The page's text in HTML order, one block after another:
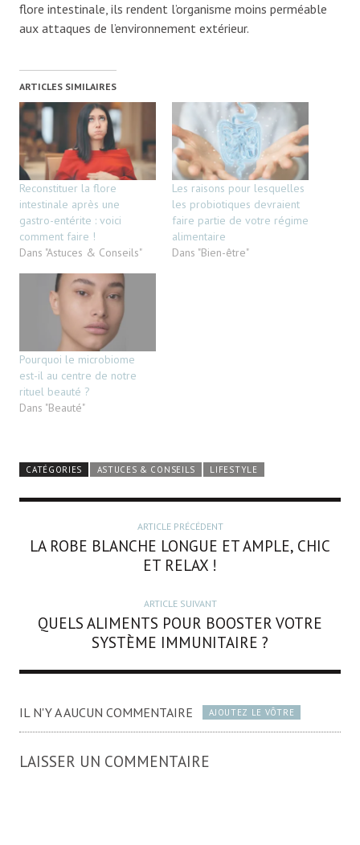
flore intestinale, ils rendent l’organisme moins perméable
aux attaques de l’environnement extérieur.
ARTICLES SIMILAIRES
Reconstituer la flore
intestinale après une
gastro-entérite : voici
comment faire !
Dans "Astuces & Conseils"
Les raisons pour lesquelles
les probiotiques devraient
faire partie de votre régime
alimentaire
Dans "Bien-être"
Pourquoi le microbiome
est-il au centre de notre
rituel beauté ?
Dans "Beauté"
CATÉGORIES ASTUCES & CONSEILS LIFESTYLE
ARTICLE PRÉCÉDENT
LA ROBE BLANCHE LONGUE ET AMPLE, CHIC
ET RELAX !
ARTICLE SUIVANT
QUELS ALIMENTS POUR BOOSTER VOTRE
SYSTÈME IMMUNITAIRE ?
IL N'Y A AUCUN COMMENTAIRE AJOUTEZ LE VÔTRE
LAISSER UN COMMENTAIRE